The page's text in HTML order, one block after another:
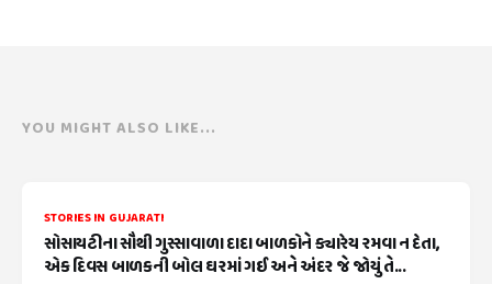
YOU MIGHT ALSO LIKE...
STORIES IN GUJARATI
સોસાયટીના સૌથી ગુસ્સાવાળા દાદા બાળકોને ક્યારેય રમવા ન દેતા,
એક દિવસ બાળકની બોલ ઘરમાં ગઈ અને અંદર જે જોયું તે...